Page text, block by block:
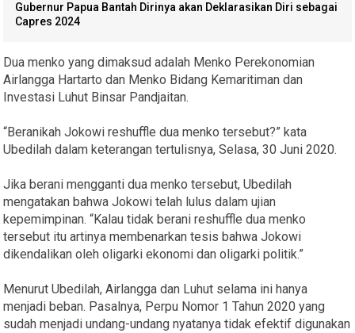
Gubernur Papua Bantah Dirinya akan Deklarasikan Diri sebagai
Capres 2024
Dua menko yang dimaksud adalah Menko Perekonomian
Airlangga Hartarto dan Menko Bidang Kemaritiman dan
Investasi Luhut Binsar Pandjaitan.
“Beranikah Jokowi reshuffle dua menko tersebut?” kata
Ubedilah dalam keterangan tertulisnya, Selasa, 30 Juni 2020.
Jika berani mengganti dua menko tersebut, Ubedilah
mengatakan bahwa Jokowi telah lulus dalam ujian
kepemimpinan. “Kalau tidak berani reshuffle dua menko
tersebut itu artinya membenarkan tesis bahwa Jokowi
dikendalikan oleh oligarki ekonomi dan oligarki politik.”
Menurut Ubedilah, Airlangga dan Luhut selama ini hanya
menjadi beban. Pasalnya, Perpu Nomor 1 Tahun 2020 yang
sudah menjadi undang-undang nyatanya tidak efektif digunakan